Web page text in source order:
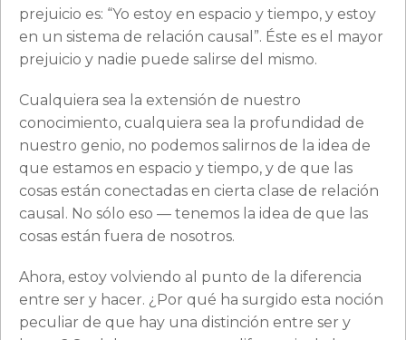
prejuicio es: “Yo estoy en espacio y tiempo, y estoy
en un sistema de relación causal”. Éste es el mayor
prejuicio y nadie puede salirse del mismo.
Cualquiera sea la extensión de nuestro
conocimiento, cualquiera sea la profundidad de
nuestro genio, no podemos salirnos de la idea de
que estamos en espacio y tiempo, y de que las
cosas están conectadas en cierta clase de relación
causal. No sólo eso — tenemos la idea de que las
cosas están fuera de nosotros.
Ahora, estoy volviendo al punto de la diferencia
entre ser y hacer. ¿Por qué ha surgido esta noción
peculiar de que hay una distinción entre ser y